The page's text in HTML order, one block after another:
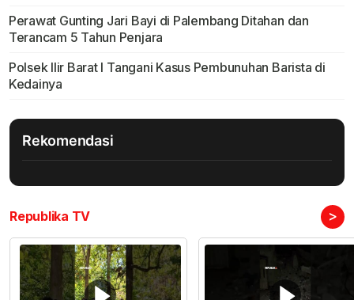
Perawat Gunting Jari Bayi di Palembang Ditahan dan
Terancam 5 Tahun Penjara
Polsek Ilir Barat I Tangani Kasus Pembunuhan Barista di
Kedainya
Rekomendasi
Republika TV >